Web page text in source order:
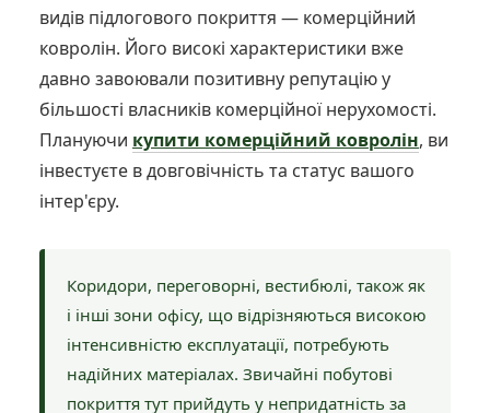
видів підлогового покриття — комерційний
ковролін. Його високі характеристики вже
давно завоювали позитивну репутацію у
більшості власників комерційної нерухомості.
Плануючи купити комерційний ковролін, ви
інвестуєте в довговічність та статус вашого
інтер'єру.
Коридори, переговорні, вестибюлі, також як
і інші зони офісу, що відрізняються високою
інтенсивністю експлуатації, потребують
надійних матеріалах. Звичайні побутові
покриття тут прийдуть у непридатність за